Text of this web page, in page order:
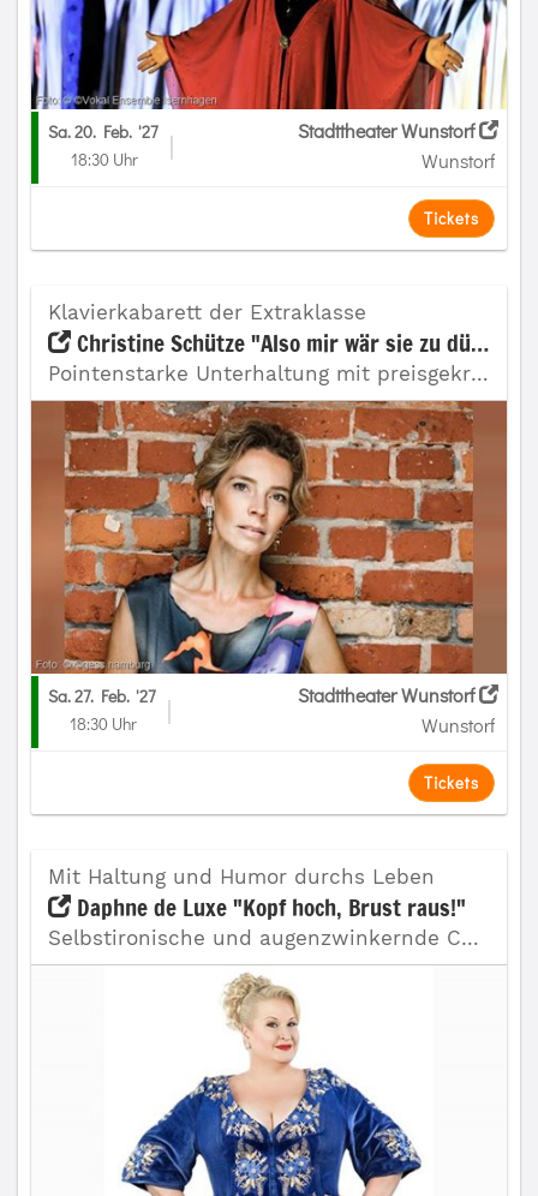
Sa. 20. Feb. '27
18:30 Uhr
Stadttheater Wunstorf
Wunstorf
Tickets
Klavierkabarett der Extraklasse
Christine Schütze "Also mir wär sie zu dünn"
Pointenstarke Unterhaltung mit preisgekrönter Pianistin
Sa. 27. Feb. '27
18:30 Uhr
Stadttheater Wunstorf
Wunstorf
Tickets
Mit Haltung und Humor durchs Leben
Daphne de Luxe "Kopf hoch, Brust raus!"
Selbstironische und augenzwinkernde Comedy